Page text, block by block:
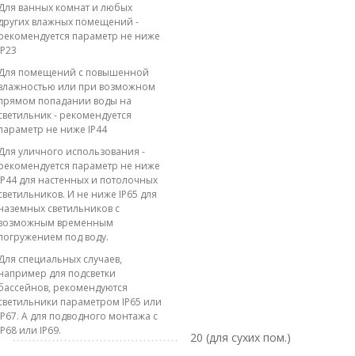
ванных комнат и любых
влажных помещений -
параметр не ниже
помещений с повышенной
или при возможном
попадании воды на
- рекомендуется
не ниже IP44
уличного использования -
параметр не ниже
для настенных и потолочных
И не ниже IP65 для
светильников с
временным
под воду.
специальных случаев,
для подсветки
рекомендуются
параметром IP65 или
А для подводного монтажа с
или IP69.
20 (для сухих пом.)